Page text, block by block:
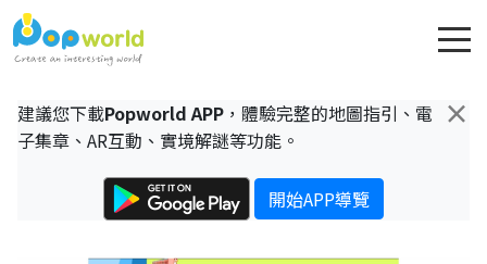
×
建議您下載Popworld APP ，體驗完整的地圖指引、電
子集章、AR互動、實境解謎等功能。
開始APP導覽